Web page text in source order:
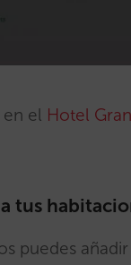
el Hotel
tus
puedes